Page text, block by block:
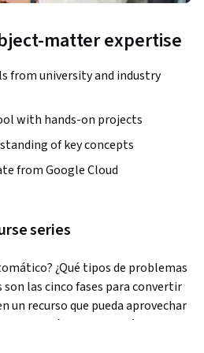
matter expertise
from university and industry
with hands-on projects
of key concepts
from Google Cloud
series
¿Qué tipos de problemas
son las cinco fases para convertir
un recurso que pueda aprovechar
automático? ¿Por qué es
¿Por qué las redes neuronales